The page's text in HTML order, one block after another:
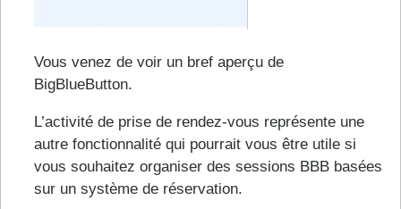
Vous venez de voir un bref aperçu de
BigBlueButton.
L’activité de prise de rendez-vous représente une
autre fonctionnalité qui pourrait vous être utile si
vous souhaitez organiser des sessions BBB basées
sur un système de réservation.